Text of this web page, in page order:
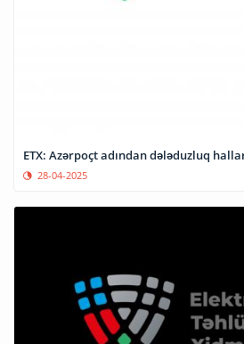
ETX: Azərpoçt adından dələduzluq
28-04-2025